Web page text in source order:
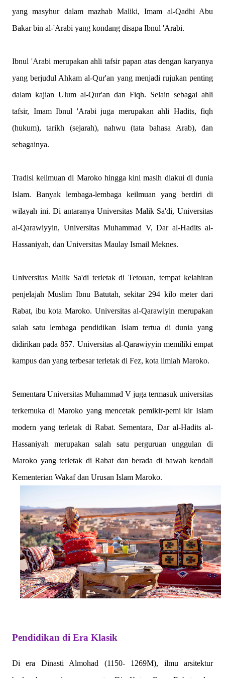
yang masyhur dalam mazhab Maliki, Imam al-Qadhi Abu
Bakar bin al-'Arabi yang kondang disapa Ibnul 'Arabi.
Ibnul 'Arabi merupakan ahli tafsir papan atas dengan karyanya
yang berjudul Ahkam al-Qur'an yang menjadi rujukan penting
dalam kajian Ulum al-Qur'an dan Fiqh. Selain sebagai ahli
tafsir, Imam Ibnul 'Arabi juga merupakan ahli Hadits, fiqh
(hukum), tarikh (sejarah), nahwu (tata bahasa Arab), dan
sebagainya.
Tradisi keilmuan di Maroko hingga kini masih diakui di dunia
Islam. Banyak lembaga-lembaga keilmuan yang berdiri di
wilayah ini. Di antaranya Universitas Malik Sa'di, Universitas
al-Qarawiyyin, Universitas Muhammad V, Dar al-Hadits al-
Hassaniyah, dan Universitas Maulay Ismail Meknes.
Universitas Malik Sa'di terletak di Tetouan, tempat kelahiran
penjelajah Muslim Ibnu Batutah, sekitar 294 kilo meter dari
Rabat, ibu kota Maroko. Universitas al-Qarawiyin merupakan
salah satu lembaga pendidikan Islam tertua di dunia yang
didirikan pada 857. Universitas al-Qarawiyyin memiliki empat
kampus dan yang terbesar terletak di Fez, kota ilmiah Maroko.
Sementara Universitas Muhammad V juga termasuk universitas
terkemuka di Maroko yang mencetak pemikir-pemi kir Islam
modern yang terletak di Rabat. Sementara, Dar al-Hadits al-
Hassaniyah merupakan salah satu perguruan unggulan di
Maroko yang terletak di Rabat dan berada di bawah kendali
Kementerian Wakaf dan Urusan Islam Maroko.
Pendidikan di Era Klasik
Di era Dinasti Almohad (1150- 1269M), ilmu arsitektur